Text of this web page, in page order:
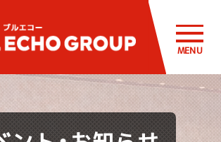
鹿児島・熊
MENU